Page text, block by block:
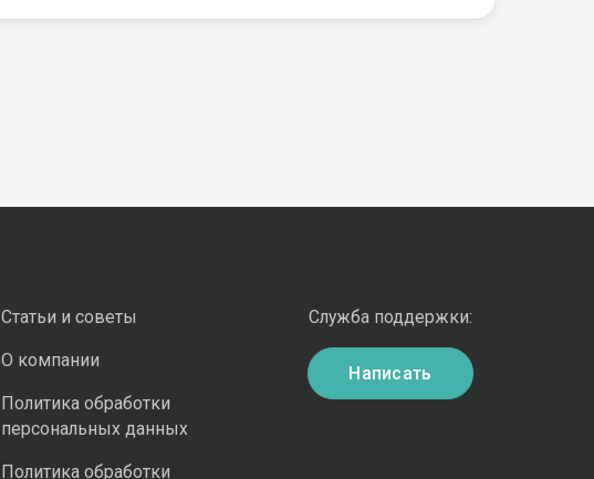
Статьи и советы
О компании
Политика обработки
персональных данных
Политика обработки
Служба поддержки:
Написать